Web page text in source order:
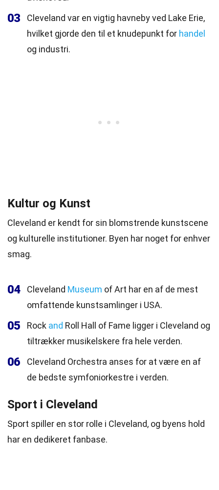
03
Cleveland var en vigtig havneby ved Lake Erie,
hvilket gjorde den til et knudepunkt for handel
og industri.
Kultur og Kunst
Cleveland er kendt for sin blomstrende kunstscene
og kulturelle institutioner. Byen har noget for enhver
smag.
04 Cleveland Museum of Art har en af de mest
omfattende kunstsamlinger i USA.
05 Rock and Roll Hall of Fame ligger i Cleveland og
tiltrækker musikelskere fra hele verden.
06
Cleveland Orchestra anses for at være en af
de bedste symfoniorkestre i verden.
Sport i Cleveland
Sport spiller en stor rolle i Cleveland, og byens hold
har en dedikeret fanbase.